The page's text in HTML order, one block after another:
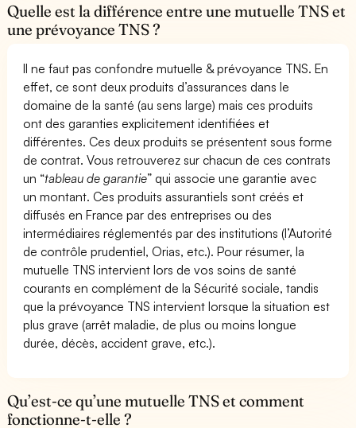
Quelle est la différence entre une mutuelle TNS et
une prévoyance TNS ?
Il ne faut pas confondre mutuelle & prévoyance TNS. En
effet, ce sont deux produits d’assurances dans le
domaine de la santé (au sens large) mais ces produits
ont des garanties explicitement identifiées et
différentes. Ces deux produits se présentent sous forme
de contrat. Vous retrouverez sur chacun de ces contrats
un “tableau de garantie” qui associe une garantie avec
un montant. Ces produits assurantiels sont créés et
diffusés en France par des entreprises ou des
intermédiaires réglementés par des institutions (l’Autorité
de contrôle prudentiel, Orias, etc.). Pour résumer, la
mutuelle TNS intervient lors de vos soins de santé
courants en complément de la Sécurité sociale, tandis
que la prévoyance TNS intervient lorsque la situation est
plus grave (arrêt maladie, de plus ou moins longue
durée, décès, accident grave, etc.).
Qu’est-ce qu’une mutuelle TNS et comment
fonctionne-t-elle ?